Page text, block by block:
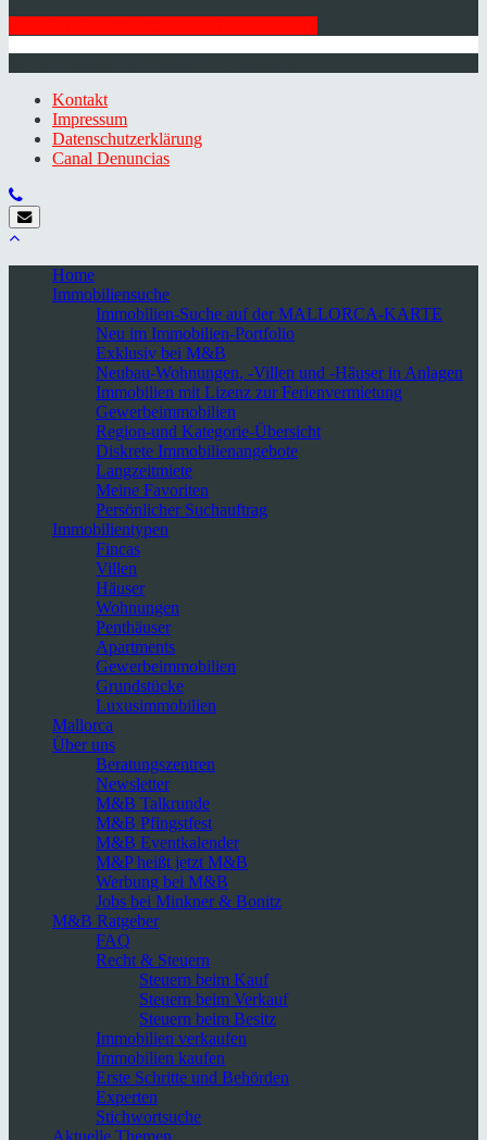
Kontakt
Impressum
Datenschutzerklärung
Canal Denuncias
Home
Immobiliensuche
Immobilien-Suche auf der MALLORCA-KARTE
Neu im Immobilien-Portfolio
Exklusiv bei M&B
Neubau-Wohnungen, -Villen und -Häuser in Anlagen
Immobilien mit Lizenz zur Ferienvermietung
Gewerbeimmobilien
Region-und Kategorie-Übersicht
Diskrete Immobilienangebote
Langzeitmiete
Meine Favoriten
Persönlicher Suchauftrag
Immobilientypen
Fincas
Villen
Häuser
Wohnungen
Penthäuser
Apartments
Gewerbeimmobilien
Grundstücke
Luxusimmobilien
Mallorca
Über uns
Beratungszentren
Newsletter
M&B Talkrunde
M&B Pfingstfest
M&B Eventkalender
M&P heißt jetzt M&B
Werbung bei M&B
Jobs bei Minkner & Bonitz
M&B Ratgeber
FAQ
Recht & Steuern
Steuern beim Kauf
Steuern beim Verkauf
Steuern beim Besitz
Immobilien verkaufen
Immobilien kaufen
Erste Schritte und Behörden
Experten
Stichwortsuche